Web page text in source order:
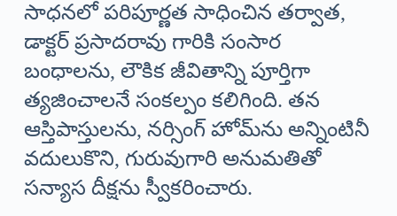
సాధనలో పరిపూర్ణత సాధించిన తర్వాత,
డాక్టర్ ప్రసాదరావు గారికి సంసార
బంధాలను, లౌకిక జీవితాన్ని పూర్తిగా
త్యజించాలనే సంకల్పం కలిగింది. తన
ఆస్తిపాస్తులను, నర్సింగ్ హోమ్‌ను అన్నింటినీ
వదులుకొని, గురువుగారి అనుమతితో
సన్యాస దీక్షను స్వీకరించారు.